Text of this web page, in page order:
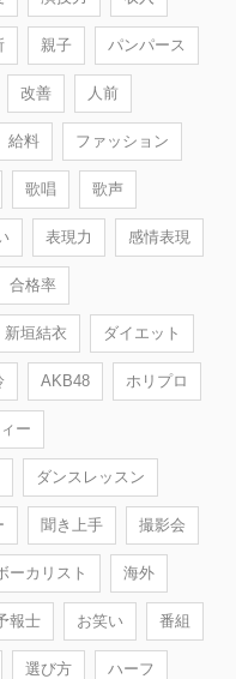
親子 パンパース
改善 人前
給料 ファッション
歌唱 歌声
表現力 感情表現
合格率
新垣結衣 ダイエット
AKB48 ホリプロ
ー
ダンスレッスン
聞き上手 撮影会
ーカリスト 海外
報士 お笑い 番組
選び方 ハーフ